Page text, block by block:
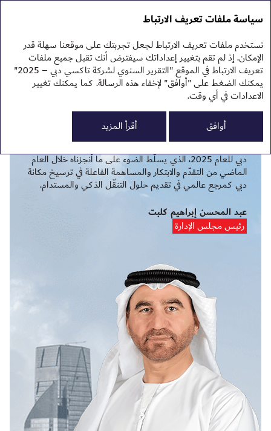
التقرير السنوي 2025
تقرير الاستدامة 2025
كلمة رئيس مجلس الإدارة
يسعدني أن أقدّم لكم التقرير السنوي المتكامل لشركة تاكسي
دبي للعام 2025، الذي يسلّط الضوء على ما أنجزناه خلال العام
الماضي من التقدّم والابتكار والمساهمة الفاعلة في ترسيخ مكانة
دبي كمرجع عالمي في تقديم حلول التنقّل الذكي والمستدام.
عبد المحسن إبراهيم كلبت
رئيس مجلس الإدارة
سياسة ملفات تعريف الارتباط
نستخدم ملفات تعريف الارتباط لجعل تجربتك على موقعنا سهلة قدر
الإمكان. إذ لم تقم بتغيير إعداداتك سيفترض أنك تقبل جميع ملفات
تعريف الارتباط في الموقع "التقرير السنوي لشركة تاكسي دبي – 2025"
يمكنك الضغط على "أوافق" لإخفاء هذه الرسالة. كما يمكنك تغيير
الاعدادات في أي وقت.
أوافق
أقرأ المزيد